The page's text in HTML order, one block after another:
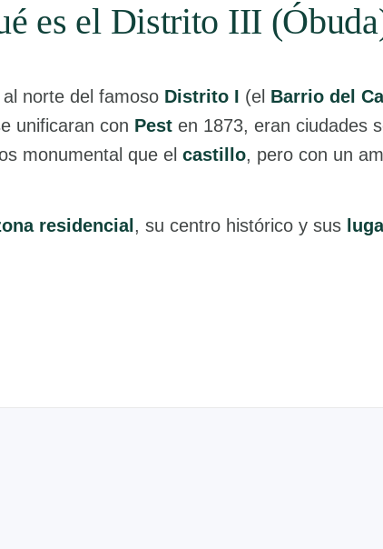
es el Distrito III
al norte del famoso Distrito I (el Barrio del
unificaran con Pest en 1873, eran ciudades
monumental que el castillo, pero con un
residencial , su centro histórico y sus